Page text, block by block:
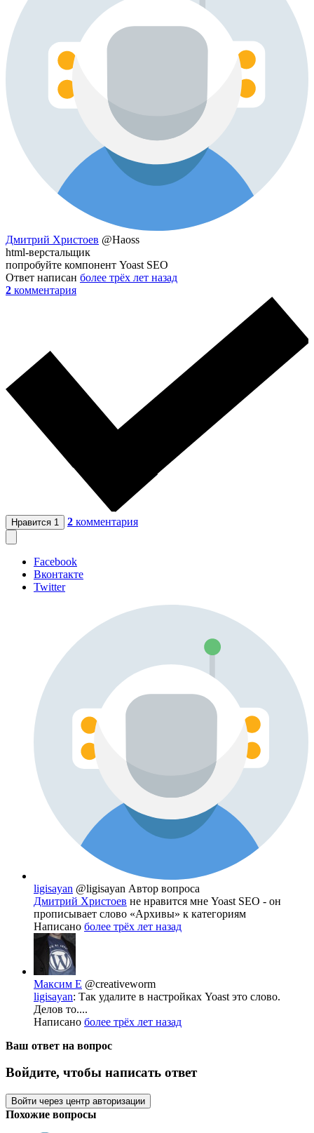
Дмитрий Христоев @Haoss
html-верстальщик
попробуйте компонент Yoast SEO
Ответ написан более трёх лет назад
2 комментария
Нравится 1 2 комментария
Facebook
Вконтакте
Twitter
ligisayan @ligisayan Автор вопроса
Дмитрий Христоев не нравится мне Yoast SEO - он
прописывает слово «Архивы» к категориям
Написано более трёх лет назад
Максим Е @creativeworm
ligisayan: Так удалите в настройках Yoast это слово.
Делов то....
Написано более трёх лет назад
Ваш ответ на вопрос
Войдите, чтобы написать ответ
Войти через центр авторизации
Похожие вопросы